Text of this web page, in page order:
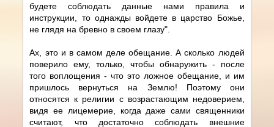
будете соблюдать данные нами правила и
инструкции, то однажды войдете в царство Божье,
не глядя на бревно в своем глазу".
Ах, это и в самом деле обещание. А сколько людей
поверило ему, только, чтобы обнаружить - после
того воплощения - что это ложное обещание, и им
пришлось вернуться на Землю! Поэтому они
относятся к религии с возрастающим недоверием,
видя ее лицемерие, когда даже сами священники
считают, что достаточно соблюдать внешние